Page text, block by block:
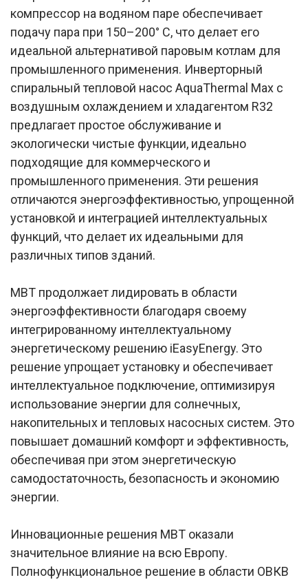
компрессор на водяном паре обеспечивает
подачу пара при 150–200° C, что делает его
идеальной альтернативой паровым котлам для
промышленного применения. Инверторный
спиральный тепловой насос AquaThermal Max с
воздушным охлаждением и хладагентом R32
предлагает простое обслуживание и
экологически чистые функции, идеально
подходящие для коммерческого и
промышленного применения. Эти решения
отличаются энергоэффективностью, упрощенной
установкой и интеграцией интеллектуальных
функций, что делает их идеальными для
различных типов зданий.
MBT продолжает лидировать в области
энергоэффективности благодаря своему
интегрированному интеллектуальному
энергетическому решению iEasyEnergy. Это
решение упрощает установку и обеспечивает
интеллектуальное подключение, оптимизируя
использование энергии для солнечных,
накопительных и тепловых насосных систем. Это
повышает домашний комфорт и эффективность,
обеспечивая при этом энергетическую
самодостаточность, безопасность и экономию
энергии.
Инновационные решения MBT оказали
значительное влияние на всю Европу.
Полнофункциональное решение в области ОВКВ